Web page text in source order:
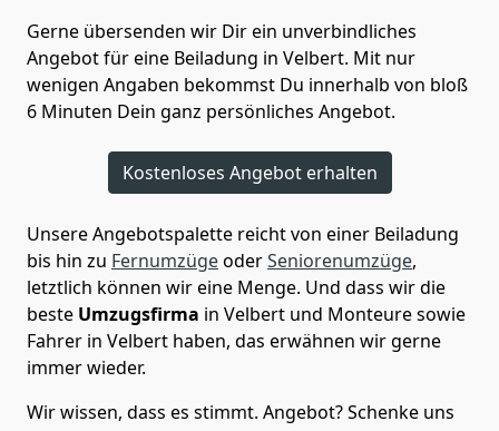
Gerne übersenden wir Dir ein unverbindliches
Angebot für eine Beiladung in Velbert. Mit nur
wenigen Angaben bekommst Du innerhalb von bloß
6 Minuten Dein ganz persönliches Angebot.
Kostenloses Angebot erhalten
Unsere Angebotspalette reicht von einer Beiladung
bis hin zu FernumzügeoderSeniorenumzüge,
letztlich können wir eine Menge. Und dass wir die
beste Umzugsfirma in Velbert und Monteure sowie
Fahrer in Velbert haben, das erwähnen wir gerne
immer wieder.
Wir wissen, dass es stimmt. Angebot? Schenke uns